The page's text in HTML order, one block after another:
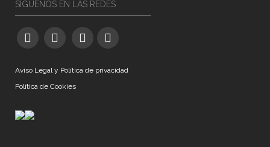
SÍGUENOS EN LAS REDES
Aviso Legal y Política de privacidad
Política de Cookies